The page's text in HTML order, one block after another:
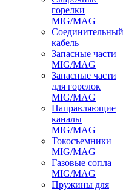
горелки
MIG/MAG
Соединительный
кабель
Запасные части
MIG/MAG
Запасные части
для горелок
MIG/MAG
Направляющие
каналы
MIG/MAG
Токосъемники
MIG/MAG
Газовые сопла
MIG/MAG
Пружины для